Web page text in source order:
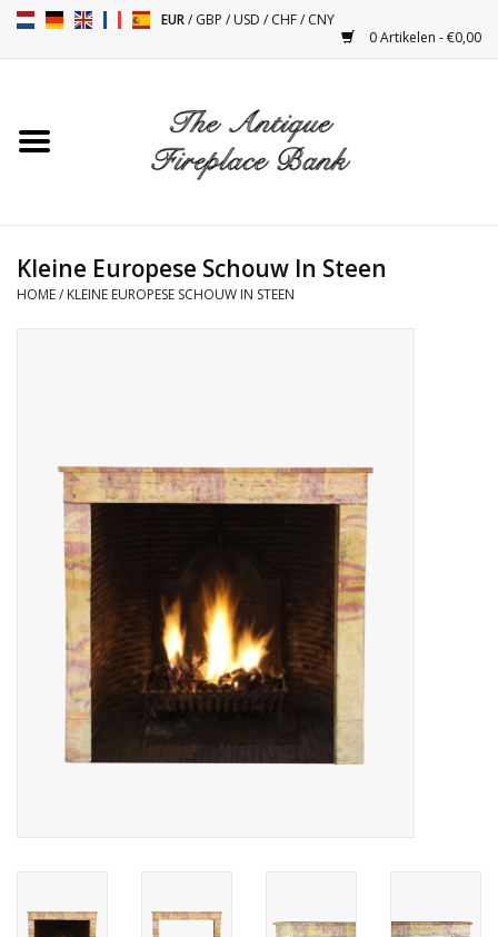
EUR/GBP /USD /CHF/CNY
0 Artikelen - €0,00
Toebehoren
Objecten
Decoratieve Outdoor
Objecten
Vloeren - Steen, Terra Cotta
& Marmer
Kleine Europese Schouw In Steen
HOME/ KLEINE EUROPESE SCHOUW IN STEEN